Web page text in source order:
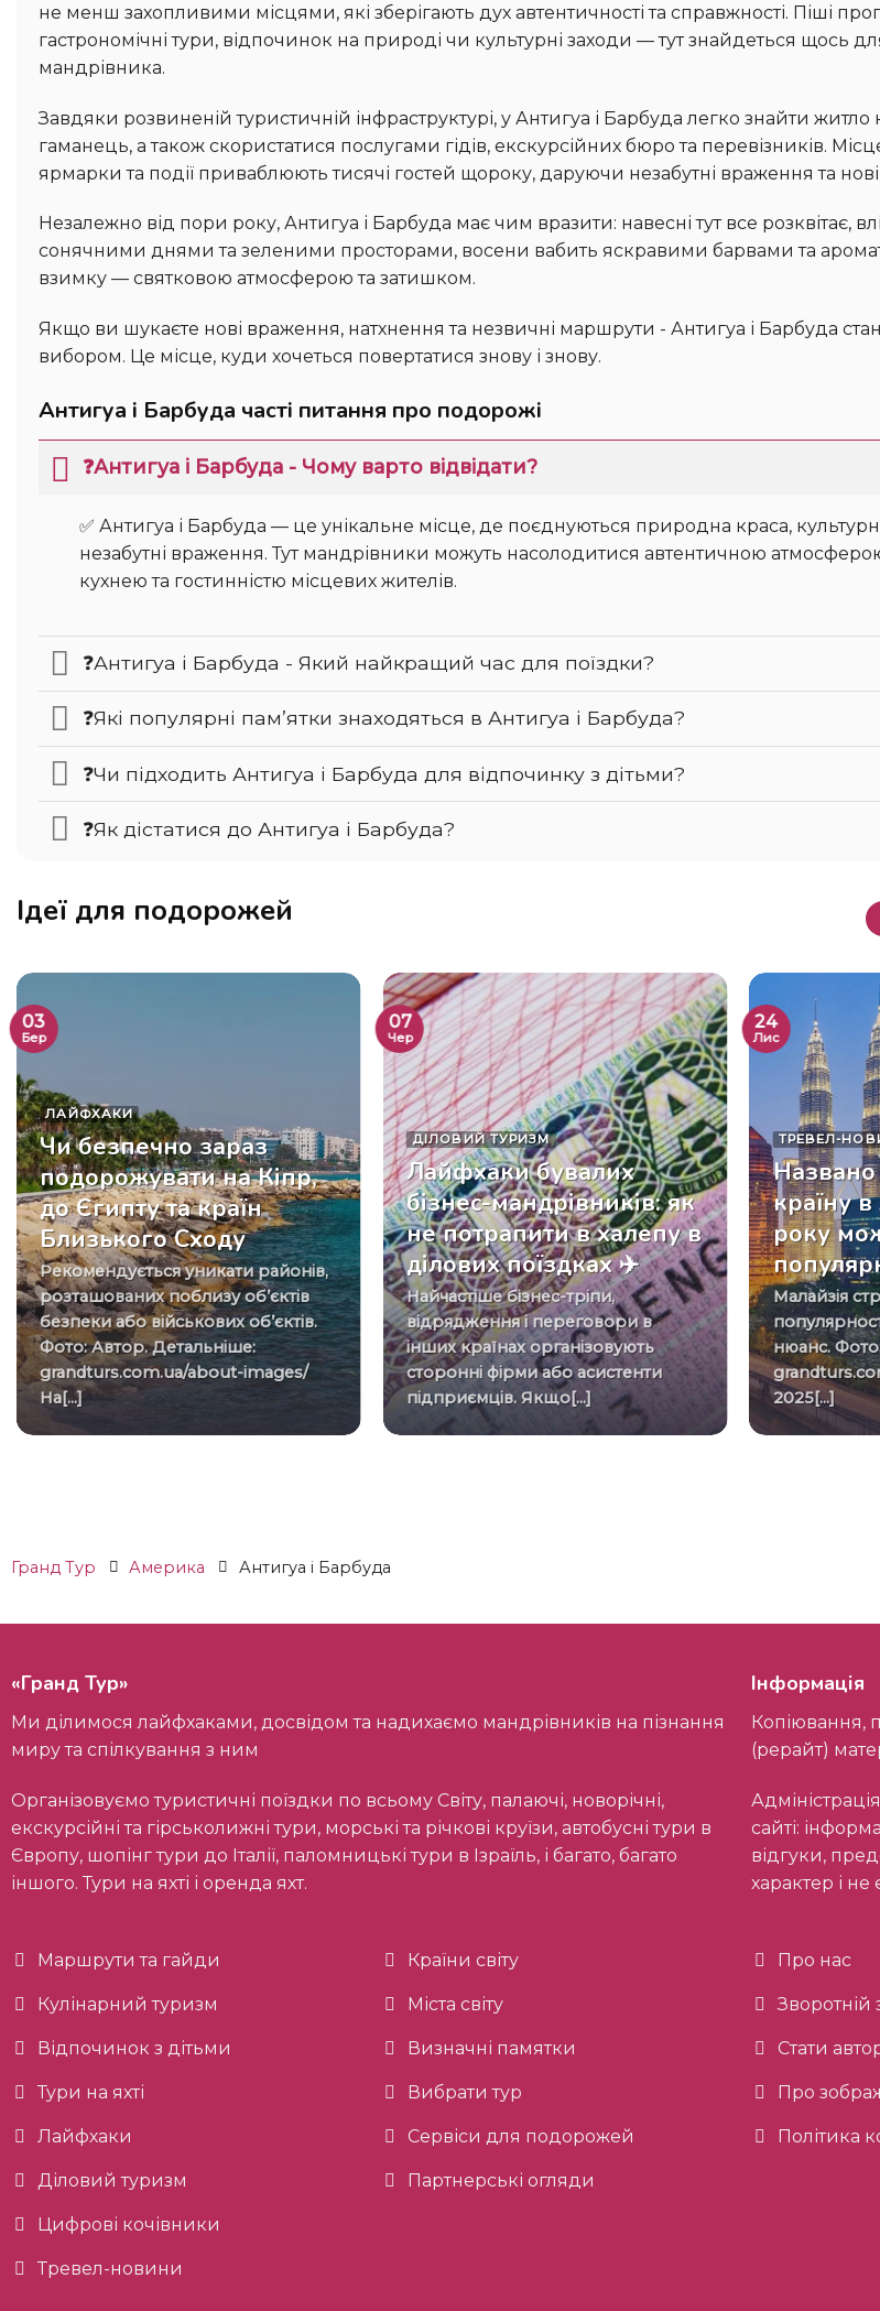
не менш захопливими місцями, які зберігають дух автентичності та справжності. Піші
гастрономічні тури, відпочинок на природі чи культурні заходи — тут знайдеться щось
мандрівника.
Завдяки розвиненій туристичній інфраструктурі, у Антигуа і Барбуда легко знайти житло на будь-який смак і
гаманець, а також скористатися послугами гідів, екскурсійних бюро та перевізників.
ярмарки та події приваблюють тисячі гостей щороку, даруючи незабутні враження та
Незалежно від пори року, Антигуа і Барбуда має чим вразити: навесні тут все розквітає, влітку приваблює
сонячними днями та зеленими просторами, восени вабить яскравими барвами та
взимку — святковою атмосферою та затишком.
Якщо ви шукаєте нові враження, натхнення та незвичні маршрути - Антигуа і Барбуда стане ідеальним
вибором. Це місце, куди хочеться повертатися знову і знову.
Антигуа і Барбуда часті питання про подорожі
❓Антигуа і Барбуда - Чому варто відвідати?
✅ Антигуа і Барбуда — це унікальне місце, де поєднуються природна краса, культурна спадщина та
незабутні враження. Тут мандрівники можуть насолодитися автентичною
кухнею та гостинністю місцевих жителів.
❓Антигуа і Барбуда - Який найкращий час для поїздки?
❓Які популярні пам’ятки знаходяться в Антигуа і Барбуда?
❓Чи підходить Антигуа і Барбуда для відпочинку з дітьми?
❓Як дістатися до Антигуа і Барбуда?
Ідеї для подорожей
ЛАЙФХАКИ
Чи безпечно зараз
подорожувати на Кіпр,
до Єгипту та країн
Близького Сходу
Рекомендується уникати районів,
розташованих поблизу об’єктів
безпеки або військових об’єктів.
Фото: Автор. Детальніше:
grandturs.com.ua/about-images/
На[...]
03
Бер
ДІЛОВИЙ ТУРИЗМ
Лайфхаки бувалих
бізнес-мандрівників: як
не потрапити в халепу в
ділових поїздках ✈️
Найчастіше бізнес-тріпи,
відрядження і переговори в
інших країнах організовують
сторонні фірми або асистенти
підприємців. Якщо[...]
07
Чер
ТРЕВЕЛ-
країну в
року
Малайзія стрімко набирає
нюанс.
2025[...]
24
Лис
Гранд Тур Америка Антигуа і Барбуда
«Гранд Тур»
Ми ділимося лайфхаками, досвідом та надихаємо мандрівників на пізнання
миру та спілкування з ним
Організовуємо туристичні поїздки по всьому Світу, палаючі, новорічні,
екскурсійні та гірськолижні тури, морські та річкові круїзи, автобусні тури в
Європу, шопінг тури до Італії, паломницькі тури в Ізраїль, і багато, багато
іншого. Тури на яхті і оренда яхт.
Інформація
Копіювання, публікація та будь-яке використання, у тому числі переробка
(рерайт)
Адміністрація сайту не несе відповідальності за представлені на даному
сайті:
відгуки,
характер і
Маршрути та гайди
Кулінарний туризм
Відпочинок з дітьми
Тури на яхті
Лайфхаки
Діловий туризм
Цифрові кочівники
Тревел-новини
Країни світу
Міста світу
Визначні памятки
Вибрати тур
Сервіси для подорожей
Партнерські огляди
Про нас
Зворотній
Стати
Про
Політика